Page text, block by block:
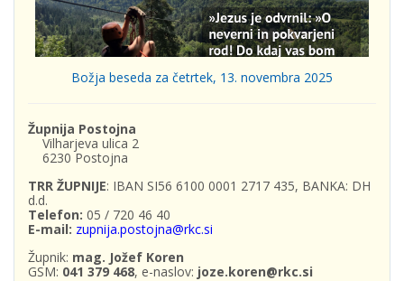
Božja beseda za četrtek, 13. novembra 2025
Župnija Postojna
Vilharjeva ulica 2
6230 Postojna
TRR ŽUPNIJE: IBAN SI56 6100 0001 2717 435, BANKA: DH
d.d.
Telefon: 05 / 720 46 40
E-mail: zupnija.postojna@rkc.si
Župnik: mag. Jožef Koren
GSM: 041 379 468, e-naslov: joze.koren@rkc.si